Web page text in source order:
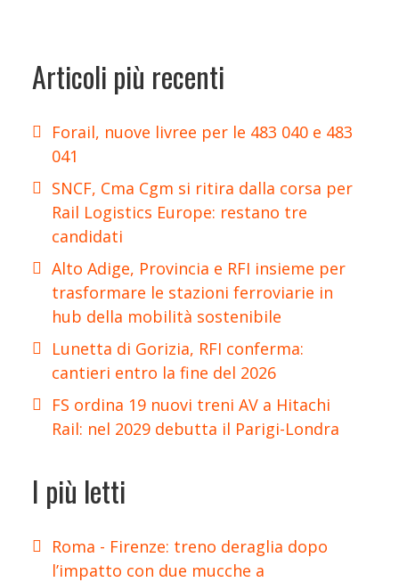
Articoli più recenti
Forail, nuove livree per le 483 040 e 483
041
SNCF, Cma Cgm si ritira dalla corsa per
Rail Logistics Europe: restano tre
candidati
Alto Adige, Provincia e RFI insieme per
trasformare le stazioni ferroviarie in
hub della mobilità sostenibile
Lunetta di Gorizia, RFI conferma:
cantieri entro la fine del 2026
FS ordina 19 nuovi treni AV a Hitachi
Rail: nel 2029 debutta il Parigi-Londra
I più letti
Roma - Firenze: treno deraglia dopo
l’impatto con due mucche a